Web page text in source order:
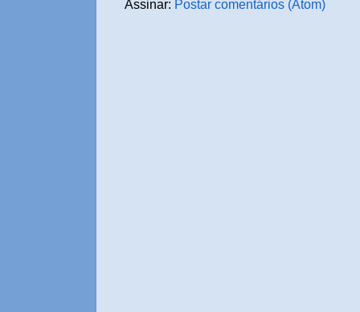
Assinar: Postar comentários (Atom)